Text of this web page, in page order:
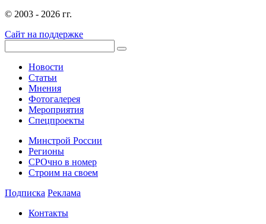
© 2003 - 2026 гг.
Сайт на поддержке
Новости
Статьи
Мнения
Фотогалерея
Мероприятия
Спецпроекты
Минстрой России
Регионы
СРОчно в номер
Строим на своем
Подписка Реклама
Контакты